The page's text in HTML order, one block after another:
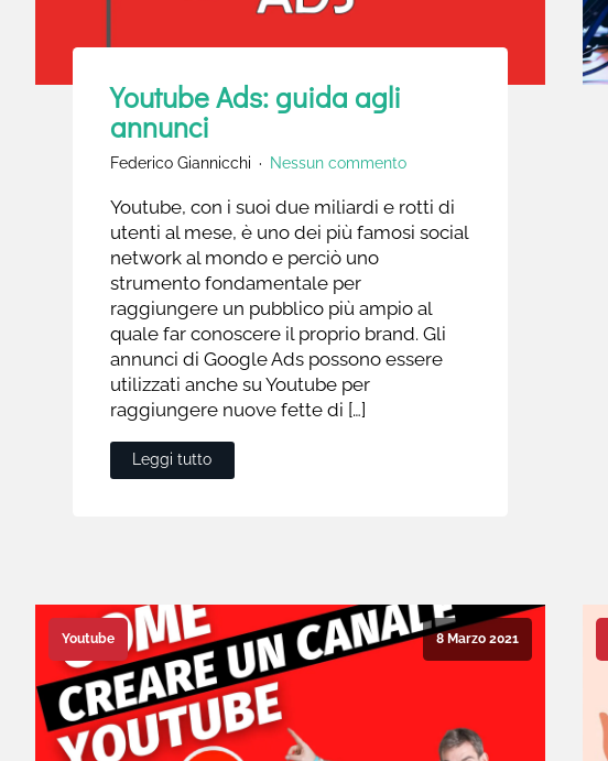
Youtube Ads: guida agli
annunci
Federico Giannicchi Nessun commento
Youtube, con i suoi due miliardi e rotti di
utenti al mese, è uno dei più famosi social
network al mondo e perciò uno
strumento fondamentale per
raggiungere un pubblico più ampio al
quale far conoscere il proprio brand. Gli
annunci di Google Ads possono essere
utilizzati anche su Youtube per
raggiungere nuove fette di […]
Leggi tutto
8 Marzo 2021
Youtube